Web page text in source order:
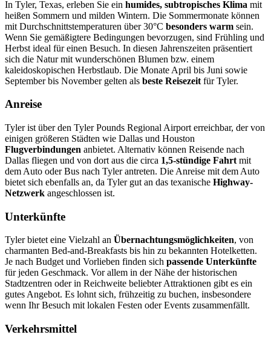
In Tyler, Texas, erleben Sie ein humides, subtropisches Klima mit
heißen Sommern und milden Wintern. Die Sommermonate können
mit Durchschnittstemperaturen über 30°C besonders warm sein.
Wenn Sie gemäßigtere Bedingungen bevorzugen, sind Frühling und
Herbst ideal für einen Besuch. In diesen Jahrenszeiten präsentiert
sich die Natur mit wunderschönen Blumen bzw. einem
kaleidoskopischen Herbstlaub. Die Monate April bis Juni sowie
September bis November gelten als beste Reisezeit für Tyler.
Anreise
Tyler ist über den Tyler Pounds Regional Airport erreichbar, der von
einigen größeren Städten wie Dallas und Houston
Flugverbindungen anbietet. Alternativ können Reisende nach
Dallas fliegen und von dort aus die circa 1,5-stündige Fahrt mit
dem Auto oder Bus nach Tyler antreten. Die Anreise mit dem Auto
bietet sich ebenfalls an, da Tyler gut an das texanische Highway-
Netzwerk angeschlossen ist.
Unterkünfte
Tyler bietet eine Vielzahl an Übernachtungsmöglichkeiten, von
charmanten Bed-and-Breakfasts bis hin zu bekannten Hotelketten.
Je nach Budget und Vorlieben finden sich passende Unterkünfte
für jeden Geschmack. Vor allem in der Nähe der historischen
Stadtzentren oder in Reichweite beliebter Attraktionen gibt es ein
gutes Angebot. Es lohnt sich, frühzeitig zu buchen, insbesondere
wenn Ihr Besuch mit lokalen Festen oder Events zusammenfällt.
Verkehrsmittel